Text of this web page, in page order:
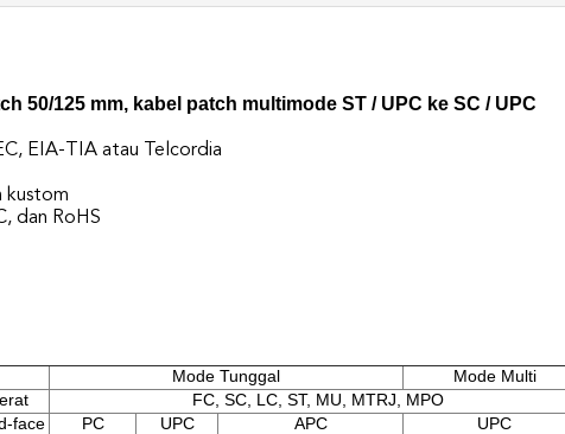
50/125 mm, kabel patch multimode ST / UPC ke SC / UPC
EIA-TIA atau Telcordia
kustom
dan RoHS
Mode Tunggal Mode Multi
FC, SC, LC, ST, MU, MTRJ, MPO
face
PC UPC APC
UPC